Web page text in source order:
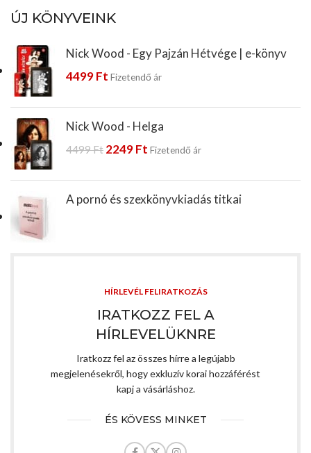
ÚJ KÖNYVEINK
Nick Wood - Egy Pajzán Hétvége | e-könyv
4499Ft Fizetendő ár
Nick Wood - Helga
4499Ft 2249Ft Fizetendő ár
A pornó és szexkönyvkiadás titkai
HÍRLEVÉL FELIRATKOZÁS
IRATKOZZ FEL A
HÍRLEVELÜKNRE
Iratkozz fel az összes hírre a legújabb
megjelenésekről, hogy exkluzív korai hozzáférést
kapj a vásárláshoz.
ÉS KÖVESS MINKET